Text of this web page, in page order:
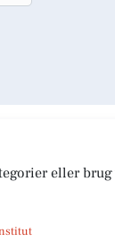
eller brug